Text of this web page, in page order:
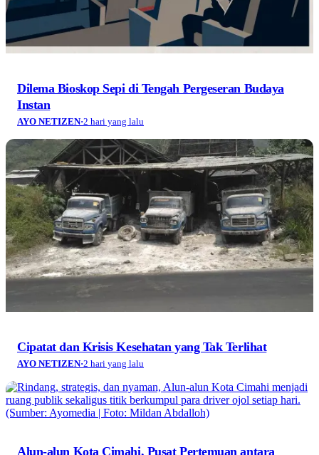
Dilema Bioskop Sepi di Tengah Pergeseran Budaya
Instan
AYO NETIZEN·2 hari yang lalu
Cipatat dan Krisis Kesehatan yang Tak Terlihat
AYO NETIZEN·2 hari yang lalu
Alun-alun Kota Cimahi, Pusat Pertemuan antara